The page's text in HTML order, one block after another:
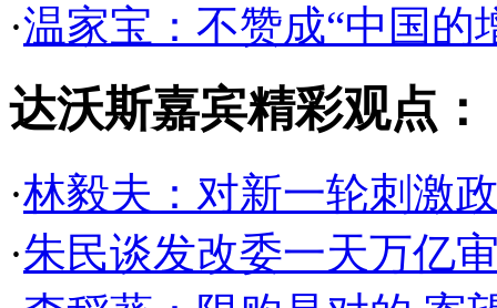
·温家宝：不赞成“中国的
达沃斯嘉宾精彩观点：
·林毅夫：对新一轮刺激
·朱民谈发改委一天万亿